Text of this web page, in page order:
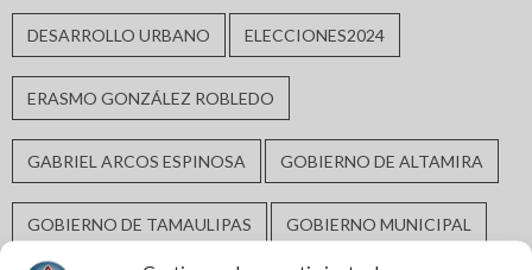
DESARROLLO URBANO ELECCIONES2024
ERASMO GONZÁLEZ ROBLEDO
GABRIEL ARCOS ESPINOSA GOBIERNO DE ALTAMIRA
GOBIERNO DE TAMAULIPAS GOBIERNO MUNICIPAL